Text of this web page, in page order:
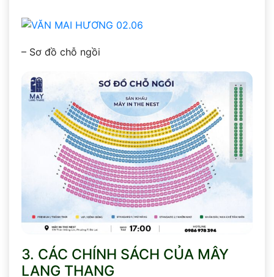
– Sơ đồ chỗ ngồi
3. CÁC CHÍNH SÁCH CỦA MÂY
LANG THANG